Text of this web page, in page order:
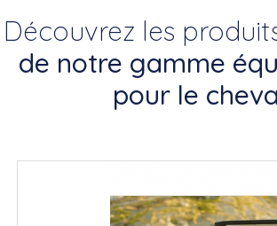
Découvrez les
de notre gamme
pour le